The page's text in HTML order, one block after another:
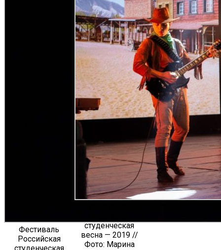
Фестиваль
Российская
студенческая
весна — 2019 //
Фото: Марина